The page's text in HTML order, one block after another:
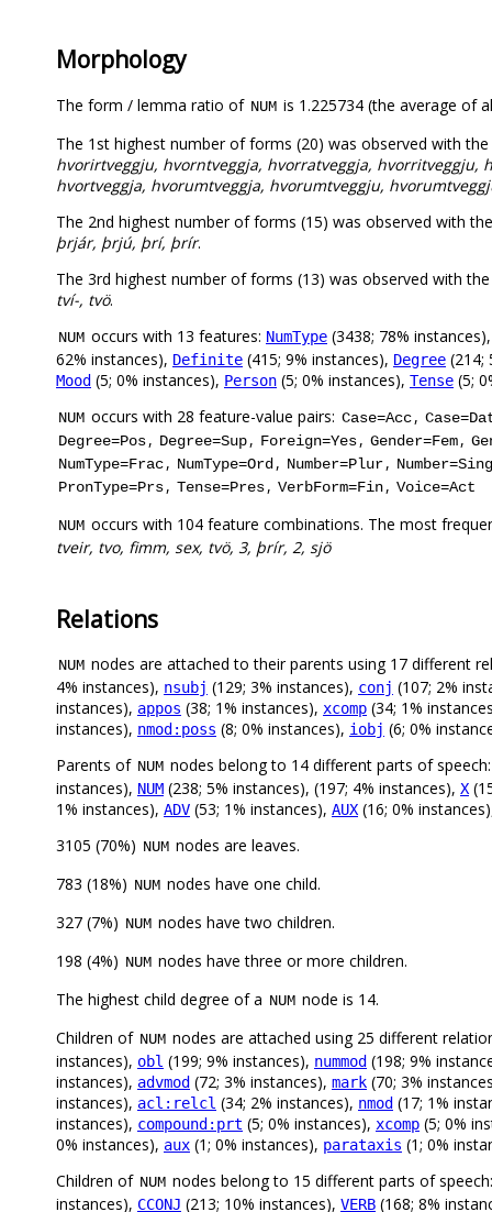
Morphology
The form / lemma ratio of NUM is 1.225734 (the average of
The 1st highest number of forms (20) was observed with
hvorirtveggju, hvorntveggja, hvorratveggja, hvorritveggju,
hvortveggja, hvorumtveggja, hvorumtveggju,
The 2nd highest number of forms (15) was observed with
þrjár, þrjú, þrí, þrír.
The 3rd highest number of forms (13) was observed with
tví-, tvö.
NUM occurs with 13 features: NumType (3438; 78%
62% instances), Definite (415; 9% instances), Degree (214;
Mood (5; 0% instances), Person (5; 0% instances), Tense (5;
NUM occurs with 28 feature-value pairs: Case=Acc,
Degree=Pos, Degree=Sup, Foreign=Yes, Gender=Fem,
NumType=Frac, NumType=Ord , Number=Plur, Number=Sing
PronType=Prs, Tense=Pres, VerbForm=Fin, Voice=Act
NUM occurs with 104 feature combinations. The most
tveir, tvo, fimm, sex, tvö, 3, þrír, 2, sjö
Relations
NUM nodes are attached to their parents using 17 different
4% instances), nsubj (129; 3% instances), conj (107; 2%
instances), appos (38; 1% instances), xcomp (34; 1%
instances), nmod:poss (8; 0% instances), iobj (6; 0%
Parents of NUM nodes belong to 14 different parts of
instances), NUM (238; 5% instances), (197; 4% instances), X
1% instances), ADV (53; 1% instances), AUX (16; 0%
3105 (70%) NUM nodes are leaves.
783 (18%) NUM nodes have one child.
327 (7%) NUM nodes have two children.
198 (4%) NUM nodes have three or more children.
The highest child degree of a NUM node is 14.
Children of NUM nodes are attached using 25 different
instances), obl (199; 9% instances), nummod (198; 9%
instances), advmod (72; 3% instances), mark (70; 3%
instances), acl:relcl (34; 2% instances), nmod (17; 1%
instances), compound:prt (5; 0% instances), xcomp (5; 0%
0% instances), aux (1; 0% instances), parataxis (1; 0%
Children of NUM nodes belong to 15 different parts of
instances), CCONJ (213; 10% instances), VERB (168; 8%